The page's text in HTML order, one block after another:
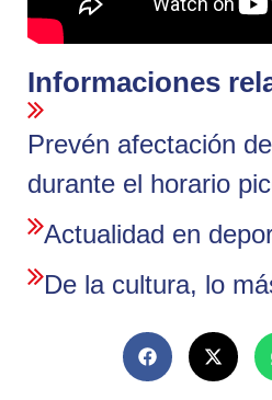
Informaciones
Prevén afectación
durante el horario
Actualidad en
De la cultura, lo